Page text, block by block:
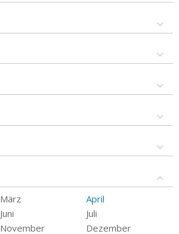
März
April
Juni
Juli
November Dezember